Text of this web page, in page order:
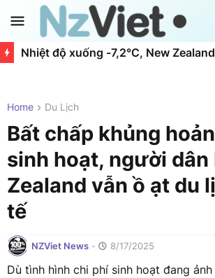
Home Du Lịch
Bất chấp khủng
sinh hoạt, người dân
Zealand vẫn ồ ạt du
tế
NZViet News - 8/17/2025
Dù tình hình chi phí sinh hoạt đang